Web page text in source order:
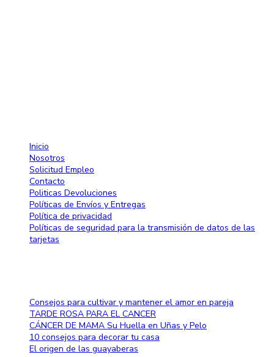
Inicio
Nosotros
Solicitud Empleo
Contacto
Politicas Devoluciones
Políticas de Envíos y Entregas
Política de privacidad
Políticas de seguridad para la transmisión de datos de las
tarjetas
Consejos para cultivar y mantener el amor en pareja
TARDE ROSA PARA EL CANCER
CÁNCER DE MAMA Su Huella en Uñas y Pelo
10 consejos para decorar tu casa
El origen de las guayaberas